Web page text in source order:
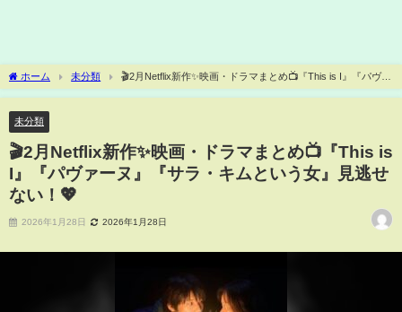
ホーム 未分類
🎬2月Netflix新作✨映画・ドラマまとめ📺『This is I』『パヴァ
ーヌ』『サラ・キムという女』見逃せない！💖
未分類
🎬2月Netflix新作✨映画・ドラマまとめ📺『This is
I』『パヴァーヌ』『サラ・キムという女』見逃せ
ない！💖
2026年1月28日 2026年1月28日